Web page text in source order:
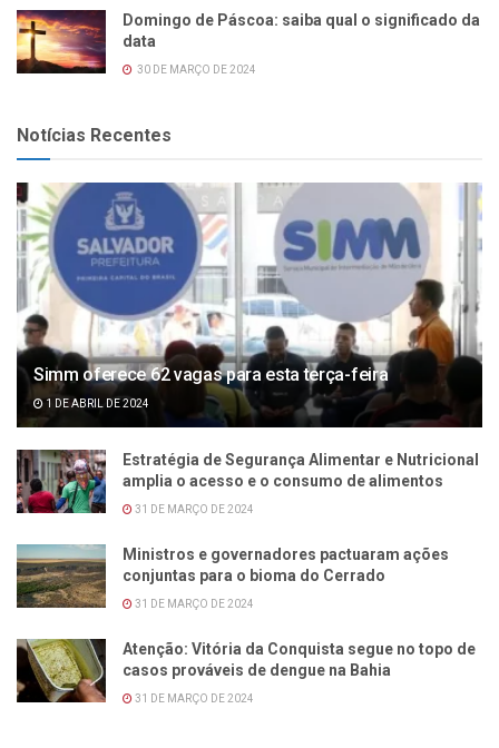
Domingo de Páscoa: saiba qual o significado da
data
30 DE MARÇO DE 2024
Notícias Recentes
Simm oferece 62 vagas para esta terça-feira
1 DE ABRIL DE 2024
Estratégia de Segurança Alimentar e Nutricional
amplia o acesso e o consumo de alimentos
31 DE MARÇO DE 2024
Ministros e governadores pactuaram ações
conjuntas para o bioma do Cerrado
31 DE MARÇO DE 2024
Atenção: Vitória da Conquista segue no topo de
casos prováveis de dengue na Bahia
31 DE MARÇO DE 2024